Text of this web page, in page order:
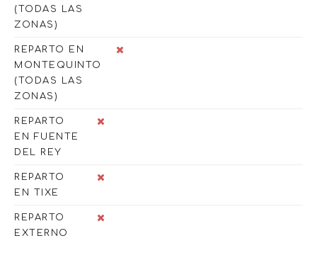
(TODAS LAS
ZONAS)
REPARTO EN
MONTEQUINTO
(TODAS LAS
ZONAS)
REPARTO
EN FUENTE
DEL REY
REPARTO
EN TIXE
REPARTO
EXTERNO